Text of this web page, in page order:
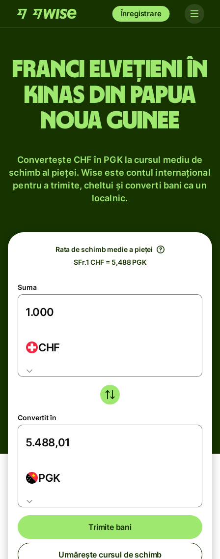
Înregistrare
Franci elvețieni în
kinas din Papua
Noua Guinee
Convertește CHF în PGK la cursul mediu de
schimb al pieței. Wise este contul internațional
pentru a trimite, cheltui și converti bani ca un
localnic.
Rata de schimb medie a pieței
SFr.1 CHF = 5,488 PGK
Suma
CHF
Convertit în
PGK
Trimite bani
Urmărește cursul de schimb